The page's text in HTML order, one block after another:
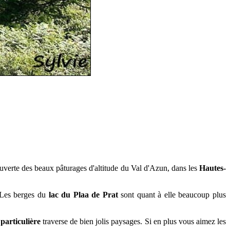
des beaux pâturages d'altitude du Val d'Azun, dans lesHautes-
berges du lac du Plaa de Pratsont quant à elle beaucoup plus
traverse de bien jolis paysages. Si en plus vous aimez les